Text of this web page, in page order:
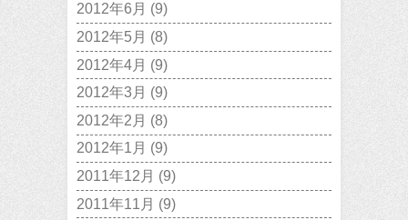
2012年6月 (9)
2012年5月 (8)
2012年4月 (9)
2012年3月 (9)
2012年2月 (8)
2012年1月 (9)
2011年12月 (9)
2011年11月 (9)